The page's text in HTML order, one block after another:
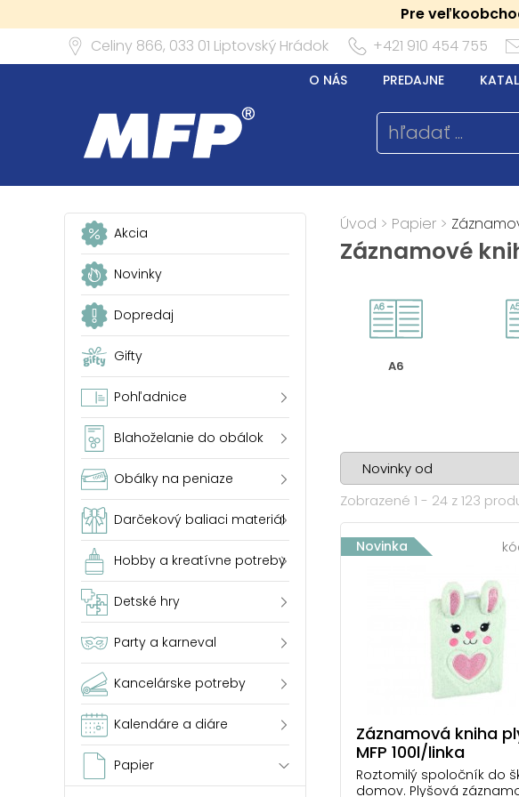
Pre
Celiny 866, 033 01 Liptovský Hrádok +421 910 454 755
O NÁS PREDAJNE
Akcia
Novinky
Dopredaj
Gifty
Pohľadnice
Blahoželanie do obálok
Obálky na peniaze
Darčekový baliaci materiál
Hobby a kreatívne potreby
Detské hry
Party a karneval
Kancelárske potreby
Kalendáre a diáre
Papier
Úvod > Papier >
Záznamové
A6
Zobrazené 1 - 24 z 123
Novinka
Záznamová kniha
MFP 100l/linka
Roztomilý spoločník do
domov. Plyšová